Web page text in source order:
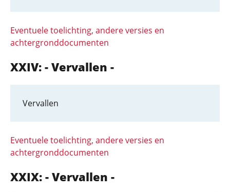
Eventuele toelichting, andere versies en
achtergronddocumenten
XXIV: - Vervallen -
Vervallen
Eventuele toelichting, andere versies en
achtergronddocumenten
XXIX: - Vervallen -